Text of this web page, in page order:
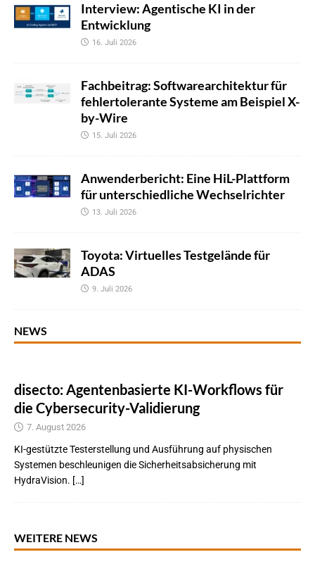
Interview: Agentische KI in der
Entwicklung
16. Juli 2026
Fachbeitrag: Softwarearchitektur für
fehlertolerante Systeme am Beispiel X-
by-Wire
15. Juli 2026
Anwenderbericht: Eine HiL-Plattform
für unterschiedliche Wechselrichter
13. Juli 2026
Toyota: Virtuelles Testgelände für
ADAS
9. Juli 2026
NEWS
disecto: Agentenbasierte KI-Workflows für
die Cybersecurity-Validierung
7. August 2026
KI-gestützte Testerstellung und Ausführung auf physischen
Systemen beschleunigen die Sicherheitsabsicherung mit
HydraVision. […]
WEITERE NEWS